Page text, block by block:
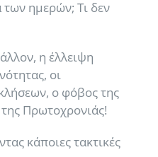
των ημερών; Τι δεν
η έλλειψη
οι
ο φόβος της
Πρωτοχρονιάς!
κάποιες τακτικές